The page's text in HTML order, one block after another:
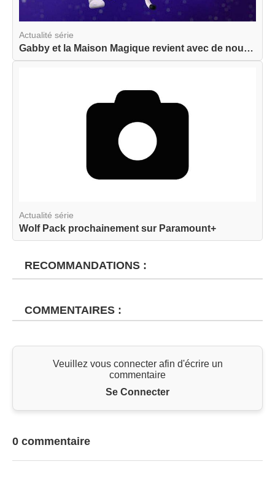
Actualité série
Gabby et la Maison Magique revient avec de nouve...
Actualité série
Wolf Pack prochainement sur Paramount+
RECOMMANDATIONS :
COMMENTAIRES :
Veuillez vous connecter afin d'écrire un
commentaire
Se Connecter
0 commentaire